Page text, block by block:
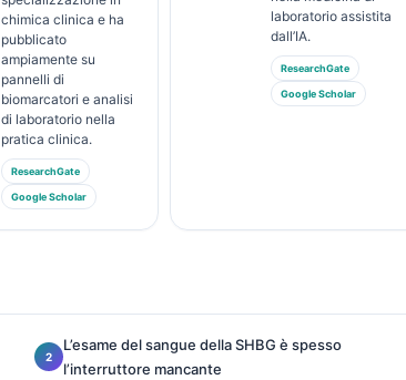
chimica clinica e ha
pubblicato
ampiamente su
pannelli di
biomarcatori e analisi
di laboratorio nella
pratica clinica.
ResearchGate
Google Scholar
laboratorio assistita
dall’IA.
ResearchGate
Google Scholar
L’esame del sangue della SHBG è spesso
l’interruttore mancante